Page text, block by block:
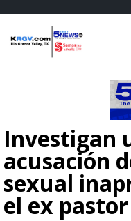
Investigan
acusación
sexual
el ex